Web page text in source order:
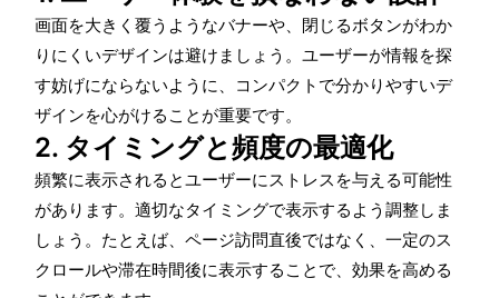
画面を大きく覆うようなバナーや、閉じるボタンがわか
りにくいデザインは避けましょう。ユーザーが情報を探
す妨げにならないように、コンパクトで分かりやすいデ
ザインを心がけることが重要です。
2. タイミングと頻度の最適化
頻繁に表示されるとユーザーにストレスを与える可能性
があります。適切なタイミングで表示するよう調整しま
しょう。たとえば、ページ訪問直後ではなく、一定のス
クロールや滞在時間後に表示することで、効果を高める